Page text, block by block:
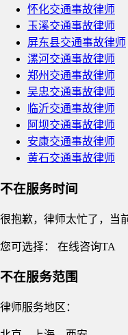
怀化交通事故律师
玉溪交通事故律师
屏东县交通事故律师
漯河交通事故律师
郑州交通事故律师
吴忠交通事故律师
临沂交通事故律师
阿坝交通事故律师
安康交通事故律师
黄石交通事故律师
不在服务时间
很抱歉，律师太忙了，当
您可选择： 在线咨询TA
不在服务范围
律师服务地区：